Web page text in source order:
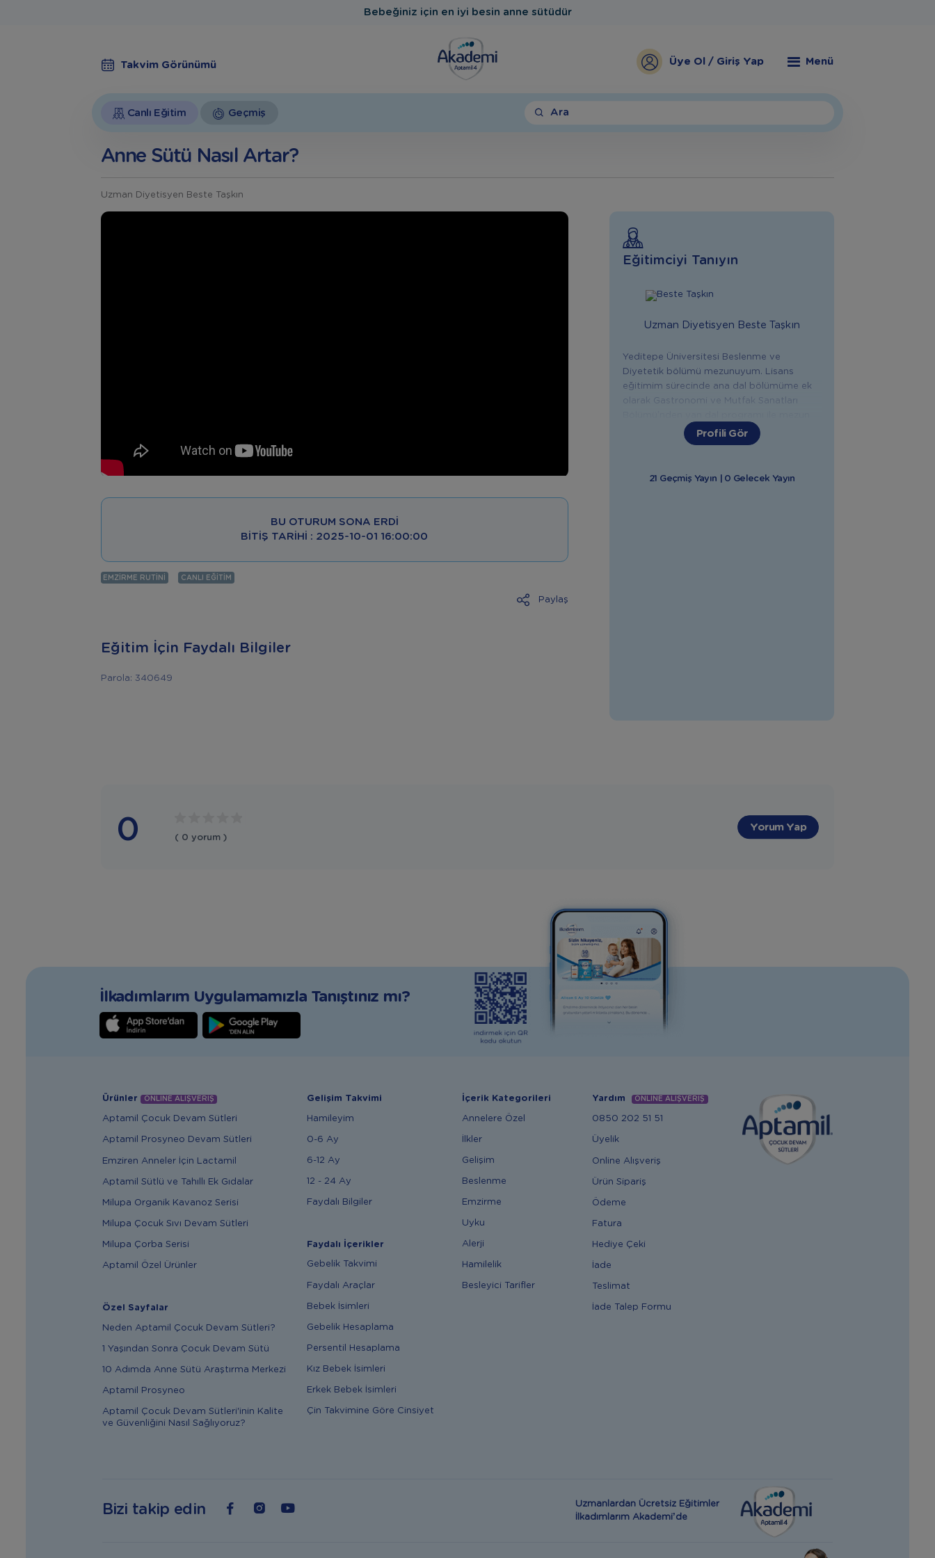
Bebeğiniz için en iyi besin anne sütüdür
Takvim Görünümü Üye Ol / Giriş Yap Menü
Canlı Eğitim Geçmiş Ara
Anne Sütü Nasıl Artar?
Uzman Diyetisyen Beste Taşkın
BU OTURUM SONA ERDI
BITIŞ TARIHI : 2025-10-01 16:00:00
EMZIRME RUTINI CANLI EĞITIM
Paylaş
Eğitim İçin Faydalı Bilgiler
Parola: 340649
Eğitimciyi Tanıyın
Uzman Diyetisyen Beste Taşkın
Yeditepe Üniversitesi Beslenme ve
Diyetetik bölümü mezunuyum. Lisans
eğitimim sürecinde ana dal bölümüme ek
olarak Gastronomi ve Mutfak Sanatları
oldum. Uzmanlığımı ise Fitoterapi alanında
2021 yılında tamamladım. Hamilelikte
bebek beslenmesi, ek gıda ve ek gıda
Profili Gör
21 Geçmiş Yayın | 0 Gelecek Yayın
0 ( 0 yorum )
Yorum Yap
İlkadımlarım Uygulamamızla Tanıştınız mı?
Ürünler ONLİNE ALIŞVERİŞ
Aptamil Çocuk Devam Sütleri
Aptamil Prosyneo Devam Sütleri
Emziren Anneler İçin Lactamil
Aptamil Sütlü ve Tahıllı Ek Gıdalar
Milupa Organik Kavanoz Serisi
Milupa Çocuk Sıvı Devam Sütleri
Milupa Çorba Serisi
Aptamil Özel Ürünler
Özel Sayfalar
Neden Aptamil Çocuk Devam Sütleri?
1 Yaşından Sonra Çocuk Devam Sütü
10 Adımda Anne Sütü Araştırma Merkezi
Aptamil Prosyneo
Aptamil Çocuk Devam Sütleri'inin Kalite
ve Güvenliğini Nasıl Sağlıyoruz?
Gelişim Takvimi
Hamileyim
0-6 Ay
6-12 Ay
12 - 24 Ay
Faydalı Bilgiler
Faydalı İçerikler
Gebelik Takvimi
Faydalı Araçlar
Bebek İsimleri
Gebelik Hesaplama
Persentil Hesaplama
Kız Bebek İsimleri
Erkek Bebek İsimleri
Çin Takvimine Göre Cinsiyet
İçerik Kategorileri
Annelere Özel
İlkler
Gelişim
Beslenme
Emzirme
Uyku
Alerji
Hamilelik
Besleyici Tarifler
Yardım ONLİNE ALIŞVERİŞ
0850 202 51 51
Üyelik
Online Alışveriş
Ürün Sipariş
Ödeme
Fatura
Hediye Çeki
İade
Teslimat
İade Talep Formu
Bizi takip edin
Uzmanlardan Ücretsiz Eğitimler
İlkadımlarım Akademi’de